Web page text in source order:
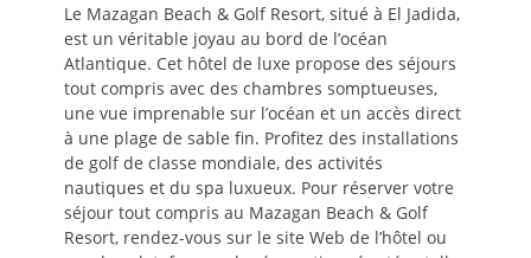
Le Mazagan Beach & Golf Resort, situé à El Jadida,
est un véritable joyau au bord de l’océan
Atlantique. Cet hôtel de luxe propose des séjours
tout compris avec des chambres somptueuses,
une vue imprenable sur l’océan et un accès direct
à une plage de sable fin. Profitez des installations
de golf de classe mondiale, des activités
nautiques et du spa luxueux. Pour réserver votre
séjour tout compris au Mazagan Beach & Golf
Resort, rendez-vous sur le site Web de l’hôtel ou